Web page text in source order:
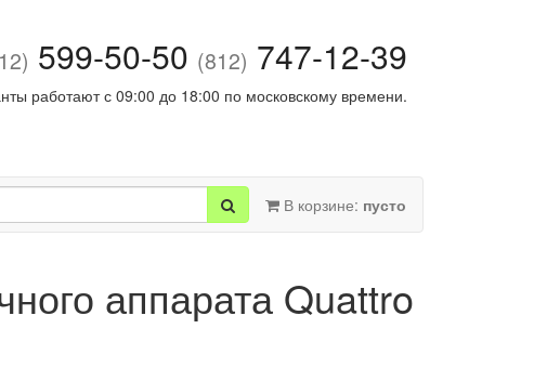
599-50-50 (812) 747-12-39
работают с 09:00 до 18:00 по московскому времени.
В корзине: пусто
аппарата Quattro